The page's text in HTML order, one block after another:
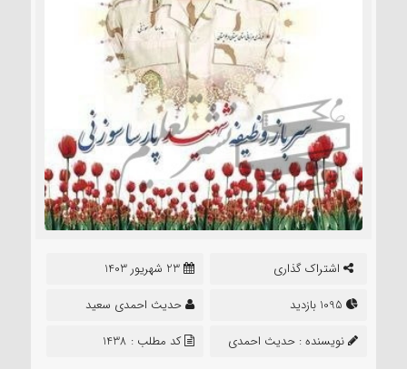
اشتراک گذاری
23 شهریور 1403
حدیث احمدی سعید
نویسنده : حدیث احمدی
کد مطلب : 1438